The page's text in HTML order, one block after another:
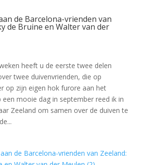
de Barcelona-vrienden van
de Bruine en Walter van der
heeft u de eerste twee delen
twee duivenvrienden, die op
op zijn eigen hok furore aan het
een mooie dag in september reed ik in
Zeeland om samen over de duiven te